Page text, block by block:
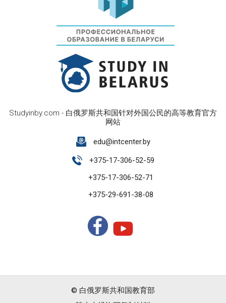
Studyinby.com - 白俄罗斯共和国针对外国公民的高等教育官方
网站
edu@intcenter.by
+375-17-306-52-59
+375-17-306-52-71
+375-29-691-38-08
© 白俄罗斯共和国教育部